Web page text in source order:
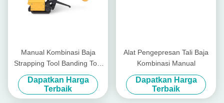
Manual Kombinasi Baja
Strapping Tool Banding Tool
Dalam Industri
Dapatkan Harga
Terbaik
Alat Pengepresan Tali Baja
Kombinasi Manual
Dapatkan Harga
Terbaik